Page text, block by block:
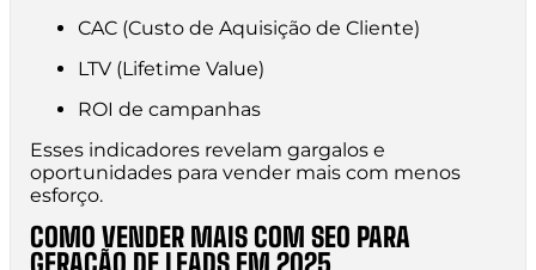
CAC (Custo de Aquisição de Cliente)
LTV (Lifetime Value)
ROI de campanhas
Esses indicadores revelam gargalos e
oportunidades para vender mais com menos
esforço.
COMO VENDER MAIS COM SEO PARA
GERAÇÃO DE LEADS EM 2025